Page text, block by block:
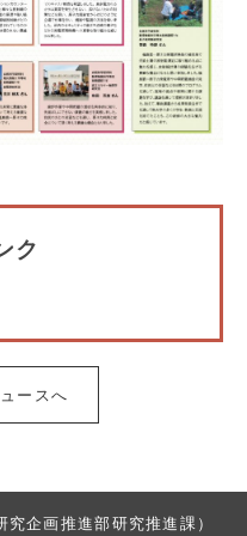
ク
ースへ
企画推進部研究推進課）